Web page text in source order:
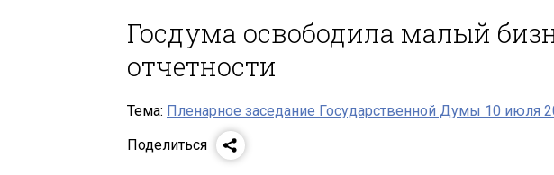
Госдума освободила малый
отчетности
Тема: Пленарное заседание Государственной Думы 10 июля
Поделиться